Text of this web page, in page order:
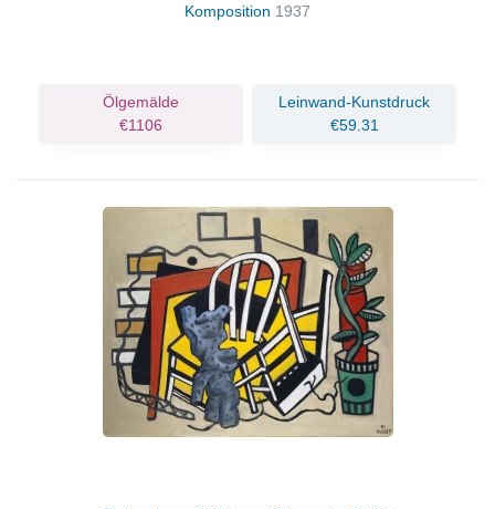
Komposition 1937
Ölgemälde
€1106
Leinwand-Kunstdruck
€59.31